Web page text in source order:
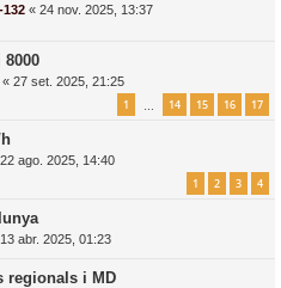
132 « 24 nov. 2025, 13:37
8000
« 27 set. 2025, 21:25
1 14 15 16 17
22 ago. 2025, 14:40
1 2 3 4
13 abr. 2025, 01:23
regionals i MD